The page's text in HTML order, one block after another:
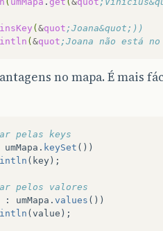
( &quot ;Joana&quot;))
( &quot ;Joana não está
no mapa. É mais
pelas keys
umMapa . keySet ())
( key);
pelos valores
: umMapa . values ())
(value );